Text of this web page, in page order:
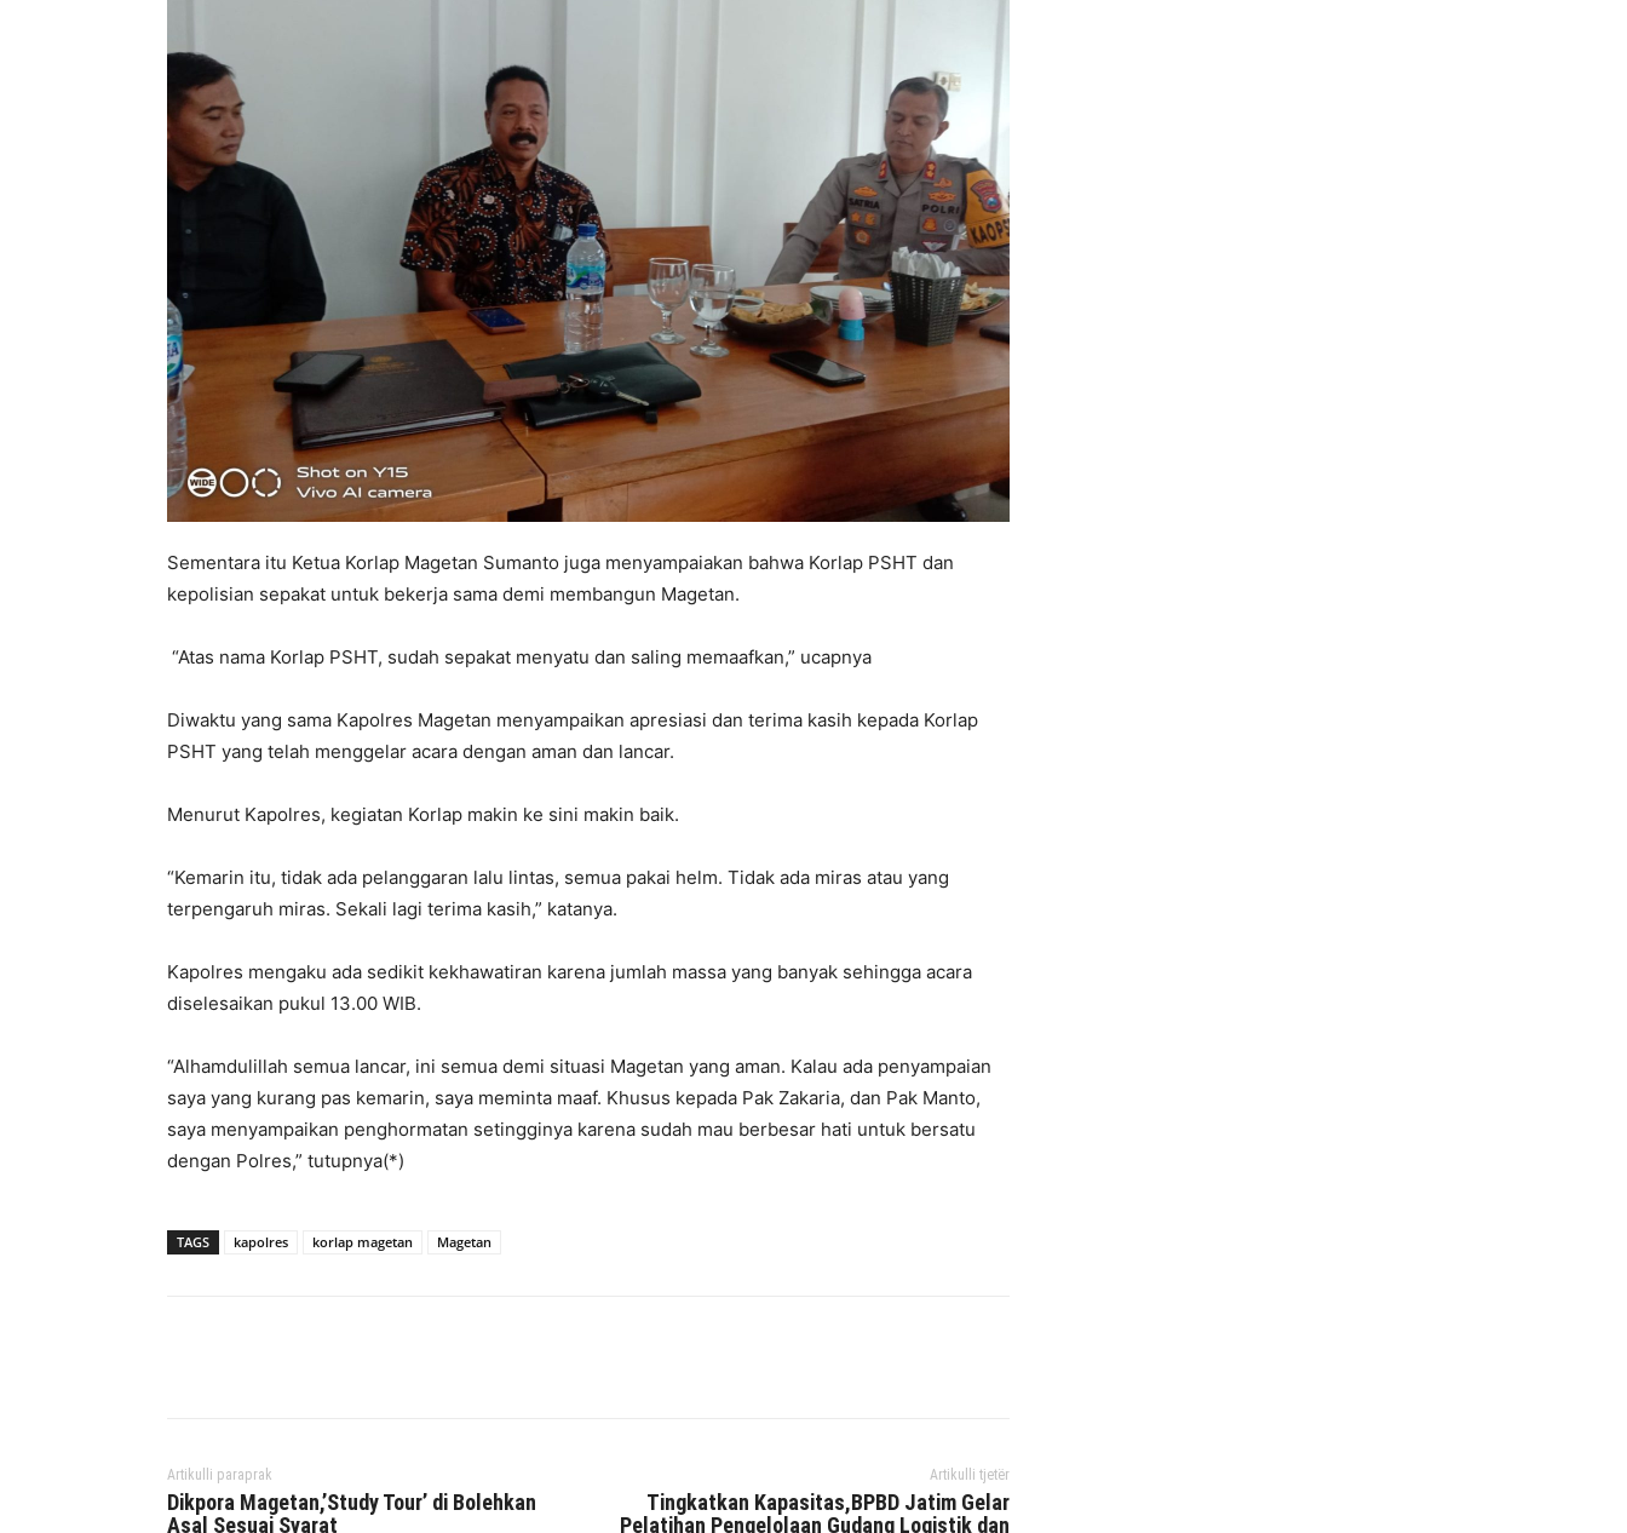
Sementara itu Ketua Korlap Magetan Sumanto juga menyampaiakan bahwa Korlap PSHT dan
kepolisian sepakat untuk bekerja sama demi membangun Magetan.
“Atas nama Korlap PSHT, sudah sepakat menyatu dan saling memaafkan,” ucapnya
Diwaktu yang sama Kapolres Magetan menyampaikan apresiasi dan terima kasih kepada Korlap
PSHT yang telah menggelar acara dengan aman dan lancar.
Menurut Kapolres, kegiatan Korlap makin ke sini makin baik.
“Kemarin itu, tidak ada pelanggaran lalu lintas, semua pakai helm. Tidak ada miras atau yang
terpengaruh miras. Sekali lagi terima kasih,” katanya.
Kapolres mengaku ada sedikit kekhawatiran karena jumlah massa yang banyak sehingga acara
diselesaikan pukul 13.00 WIB.
“Alhamdulillah semua lancar, ini semua demi situasi Magetan yang aman. Kalau ada penyampaian
saya yang kurang pas kemarin, saya meminta maaf. Khusus kepada Pak Zakaria, dan Pak Manto,
saya menyampaikan penghormatan setingginya karena sudah mau berbesar hati untuk bersatu
dengan Polres,” tutupnya(*)
TAGS kapolres korlap magetan Magetan
Artikulli paraprak
Dikpora Magetan,’Study Tour’ di Bolehkan
Asal Sesuai Syarat
Artikulli tjetër
Tingkatkan Kapasitas,BPBD Jatim Gelar
Pelatihan Pengelolaan Gudang Logistik dan